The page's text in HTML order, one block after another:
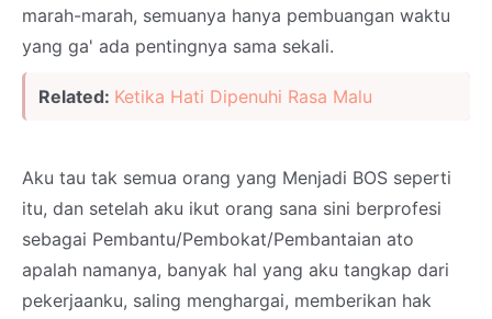
marah-marah, semuanya hanya pembuangan waktu
yang ga' ada pentingnya sama sekali.
Related: Ketika Hati Dipenuhi Rasa Malu
Aku tau tak semua orang yang Menjadi BOS seperti
itu, dan setelah aku ikut orang sana sini berprofesi
sebagai Pembantu/Pembokat/Pembantaian ato
apalah namanya, banyak hal yang aku tangkap dari
pekerjaanku, saling menghargai, memberikan hak